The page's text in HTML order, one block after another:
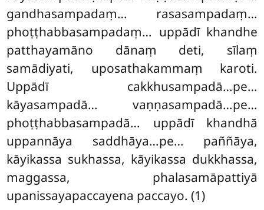
gandhasampadaṃ… rasasampadaṃ…
phoṭṭhabbasampadaṃ… uppādī khandhe
patthayamāno dānaṃ deti, sīlaṃ
samādiyati, uposathakammaṃ karoti.
Uppādī cakkhusampadā…pe…
kāyasampadā… vaṇṇasampadā…pe…
phoṭṭhabbasampadā… uppādī khandhā
uppannāya saddhāya…pe… paññāya,
kāyikassa sukhassa, kāyikassa dukkhassa,
maggassa, phalasamāpattiyā
upanissayapaccayena paccayo. (1)